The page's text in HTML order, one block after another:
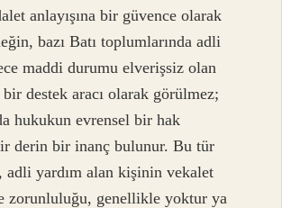
anlayışına bir güvence olarak
bazı Batı toplumlarında adli
maddi durumu elverişsiz olan
destek aracı olarak görülmez;
hukukun evrensel bir hak
derin bir inanç bulunur. Bu tür
adli yardım alan kişinin vekalet
zorunluluğu, genellikle yoktur ya